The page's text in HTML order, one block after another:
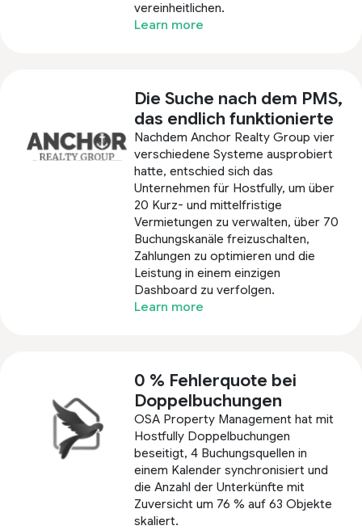
vereinheitlichen.
Learn more
Die Suche nach dem PMS,
das endlich funktionierte
Nachdem Anchor Realty Group vier
verschiedene Systeme ausprobiert
hatte, entschied sich das
Unternehmen für Hostfully, um über
20 Kurz- und mittelfristige
Vermietungen zu verwalten, über 70
Buchungskanäle freizuschalten,
Zahlungen zu optimieren und die
Leistung in einem einzigen
Dashboard zu verfolgen.
Learn more
0 % Fehlerquote bei
Doppelbuchungen
OSA Property Management hat mit
Hostfully Doppelbuchungen
beseitigt, 4 Buchungsquellen in
einem Kalender synchronisiert und
die Anzahl der Unterkünfte mit
Zuversicht um 76 % auf 63 Objekte
skaliert.